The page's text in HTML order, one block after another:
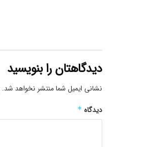
دیدگاهتان را بنویسید
نشانی ایمیل شما منتشر نخواهد شد.
دیدگاه *